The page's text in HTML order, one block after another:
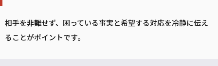
相手を非難せず、困っている事実と希望する対応を冷静に伝え
ることがポイントです。